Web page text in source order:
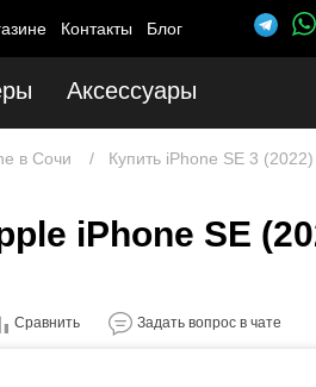
Контакты Блог
Аксессуары
в Сочи Купить iPhone SE 3
iPhone SE
Сравнить Задать вопрос в чате